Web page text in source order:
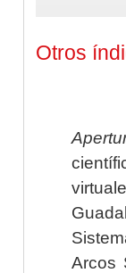
Otros
Arcos